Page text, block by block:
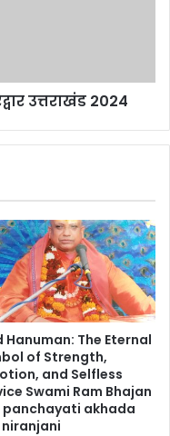
उत्तराखंड 2024
Hanuman: The Eternal
of Strength,
and Selfless
Swami Ram Bhajan
panchayati akhada
niranjani